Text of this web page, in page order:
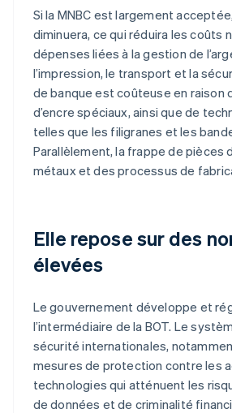
Si la MNBC est largement
diminuera, ce qui réduira les coûts
dépenses liées à la gestion de
l’impression, le transport et la
de banque est coûteuse en raison
d’encre spéciaux, ainsi que de
telles que les filigranes et les
Parallèlement, la frappe de pièces
métaux et des processus de
Elle repose sur des
élevées
Le gouvernement développe et
l’intermédiaire de la BOT. Le
sécurité internationales,
mesures de protection contre les
technologies qui atténuent les
de données et de criminalité